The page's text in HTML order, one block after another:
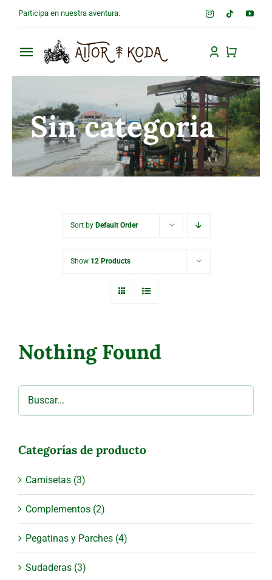
SaltarParticipa en nuestra aventura.
Toggle
Navigation
Tienda
Sobre nosotros
Sin categoria
Sort by Default Order
Show 12 Products
Nothing Found
Categorías de producto
Camisetas (3)
Complementos (2)
Pegatinas y Parches (4)
Sudaderas (3)